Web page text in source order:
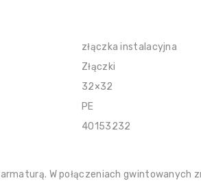
złączka instalacyjna
Złączki
32×32
PE
40153232
W połączeniach gwintowanych